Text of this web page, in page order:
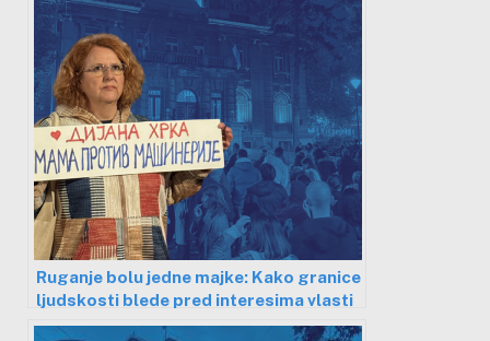
Ruganje bolu jedne majke: Kako granice
ljudskosti blede pred interesima vlasti